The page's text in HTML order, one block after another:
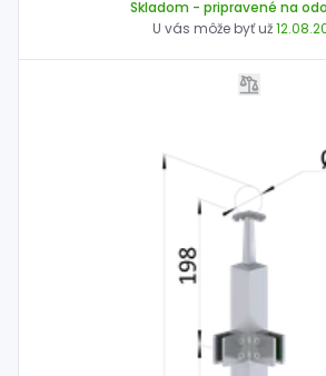
Skladom - pripravené na
U vás môže byť už